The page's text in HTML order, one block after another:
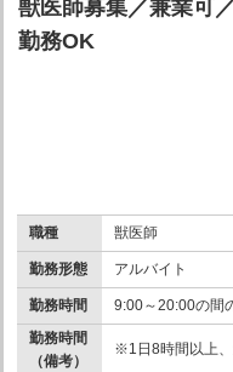
獣医師募集／兼業可
勤務OK
職種 獣医師
勤務形態 アルバイト
勤務時間
9:00～20:00の間
勤務時間
（備考）
※1日8時間以上